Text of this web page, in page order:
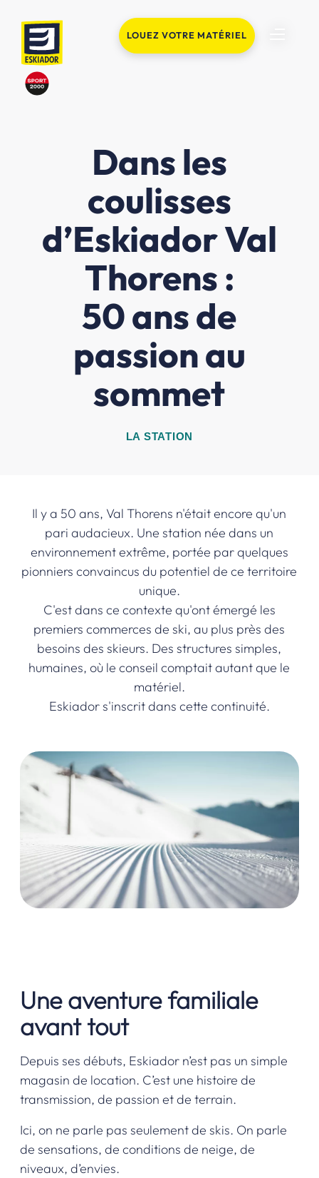
LOUEZ VOTRE MATÉRIEL
Dans les
coulisses
d’Eskiador Val
Thorens :
50 ans de
passion au
sommet
LA STATION
Il y a 50 ans, Val Thorens n'était encore qu'un
pari audacieux. Une station née dans un
environnement extrême, portée par quelques
pionniers convaincus du potentiel de ce territoire
unique.
C'est dans ce contexte qu'ont émergé les
premiers commerces de ski, au plus près des
besoins des skieurs. Des structures simples,
humaines, où le conseil comptait autant que le
matériel.
Eskiador s'inscrit dans cette continuité.
Une aventure familiale
avant tout
Depuis ses débuts, Eskiador n’est pas un simple
magasin de location. C’est une histoire de
transmission, de passion et de terrain.
Ici, on ne parle pas seulement de skis. On parle
de sensations, de conditions de neige, de
niveaux, d’envies.